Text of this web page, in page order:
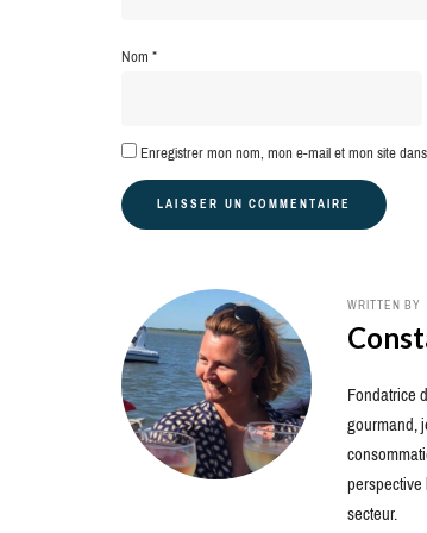
Nom*
Enregistrer mon nom, mon e-mail et mon site
WRITTEN BY
Fondatrice
gourmand,
secteur.